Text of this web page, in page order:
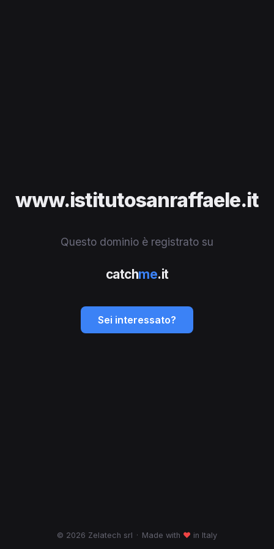
www.istitutosanraffaele.it
Questo dominio è registrato su
catchme.it
Sei interessato?
© 2026 Zelatech srl · Made with ♥ in Italy